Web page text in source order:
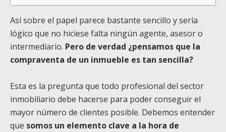
Así sobre el papel parece bastante sencillo y sería
lógico que no hiciese falta ningún agente, asesor o
intermediario. Pero de verdad ¿pensamos que la
compraventa de un inmueble es tan sencilla?
Esta es la pregunta que todo profesional del sector
inmobiliario debe hacerse para poder conseguir el
mayor número de clientes posible. Debemos entender
que somos un elemento clave a la hora de